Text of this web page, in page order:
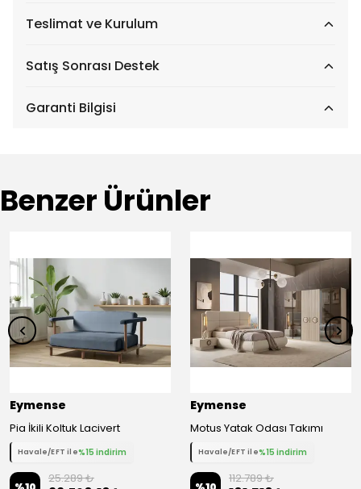
Teslimat ve Kurulum
Satış Sonrası Destek
Garanti Bilgisi
Benzer Ürünler
Eymense
Pia İkili Koltuk Lacivert
Havale/EFT ile%15 indirim
25.289 ₺
Eymense
Motus Yatak Odası Takımı
Havale/EFT ile%15 indirim
112.789 ₺